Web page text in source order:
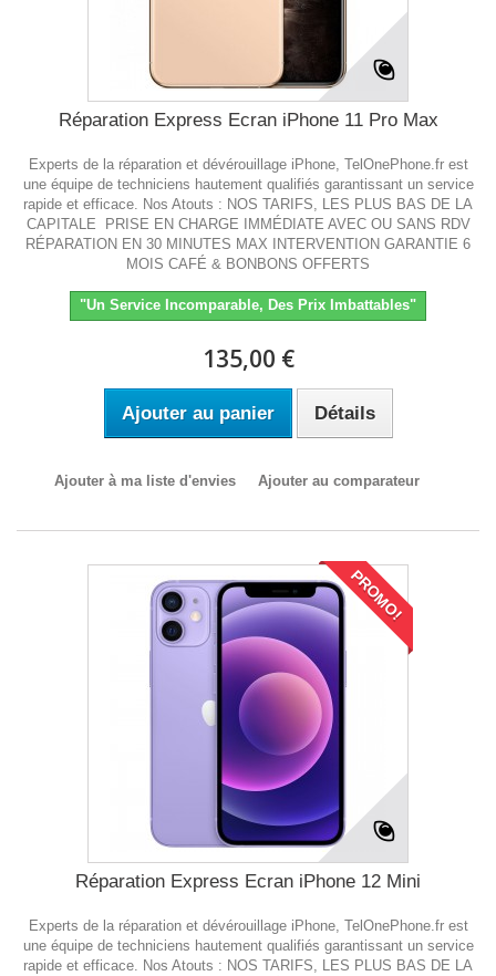
Réparation Express Ecran iPhone 11 Pro Max
Experts de la réparation et dévérouillage iPhone, TelOnePhone.fr est
une équipe de techniciens hautement qualifiés garantissant un service
rapide et efficace. Nos Atouts : NOS TARIFS, LES PLUS BAS DE LA
CAPITALE PRISE EN CHARGE IMMÉDIATE AVEC OU SANS RDV
RÉPARATION EN 30 MINUTES MAX INTERVENTION GARANTIE 6
MOIS CAFÉ & BONBONS OFFERTS
"Un Service Incomparable, Des Prix Imbattables"
135,00 €
Ajouter au panier Détails
Ajouter à ma liste d'envies Ajouter au comparateur
PROMO!
Réparation Express Ecran iPhone 12 Mini
Experts de la réparation et dévérouillage iPhone, TelOnePhone.fr est
une équipe de techniciens hautement qualifiés garantissant un service
rapide et efficace. Nos Atouts : NOS TARIFS, LES PLUS BAS DE LA